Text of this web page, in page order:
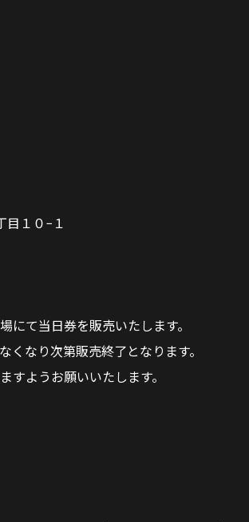
目１０−１
にて当日券を販売いたします。
なり次第販売終了となります。
すようお願いいたします。